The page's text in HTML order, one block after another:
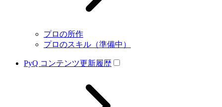
プロの所作
プロのスキル（準備中）
PyQ コンテンツ更新履歴